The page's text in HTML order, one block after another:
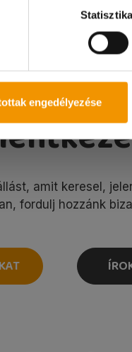
engedélyezése
amit keresel,
fordulj hozzánk